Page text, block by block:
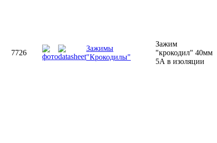
7726
Зажимы
"Крокодилы"
Зажим
"крокодил" 40мм
5А в изоляции